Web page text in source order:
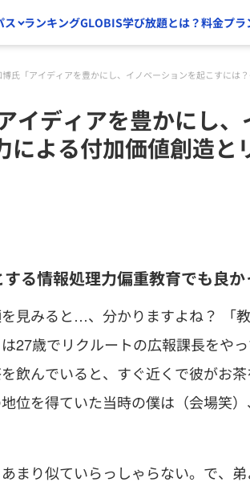
ス ランキングGLOBIS学び放題とは？料金プラ
氏「アイディアを豊かにし、イノベーションを起こすには
イディアを豊かにし、
よる付加価値創造と
る情報処理力偏重教育でも良か
見みると…、分かりますよね？ 「教
27歳でリクルートの広報課長をや
飲んでいると、すぐ近くで彼がお
位を得ていた当時の僕は（会場笑
まり似ていらっしゃらない。で、